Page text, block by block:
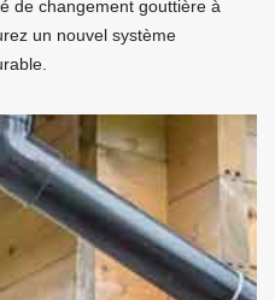
de changement gouttière à
un nouvel système